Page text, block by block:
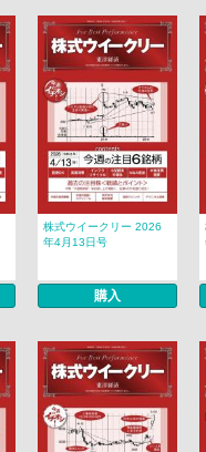
株式ウイークリー 2026
年4月13日号
購入